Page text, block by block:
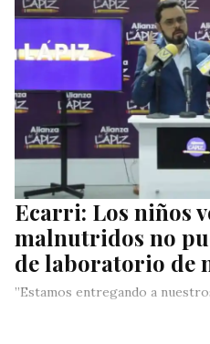
Ecarri: Los niños
malnutridos no
de laboratorio de
”Estamos entregando a